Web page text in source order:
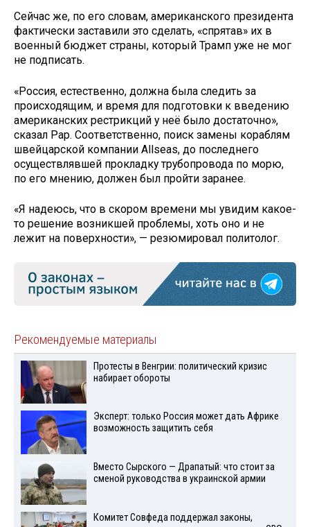
Сейчас же, по его словам, американского президента
фактически заставили это сделать, «спрятав» их в
военный бюджет страны, который Трамп уже не мог
не подписать.
«Россия, естественно, должна была следить за
происходящим, и время для подготовки к введению
американских рестрикций у неё было достаточно»,
сказал Рар. Соответственно, поиск замены кораблям
швейцарской компании Allseas, до последнего
осуществлявшей прокладку трубопровода по морю,
по его мнению, должен был пройти заранее.
«Я надеюсь, что в скором времени мы увидим какое-
то решение возникшей проблемы, хоть оно и не
лежит на поверхности», — резюмировал политолог.
Рекомендуемые материалы
Протесты в Венгрии: политический кризис
набирает обороты
Эксперт: только Россия может дать Африке
возможность защитить себя
Вместо Сырского — Драпатый: что стоит за
сменой руководства в украинской армии
Комитет Совфеда поддержал законы,